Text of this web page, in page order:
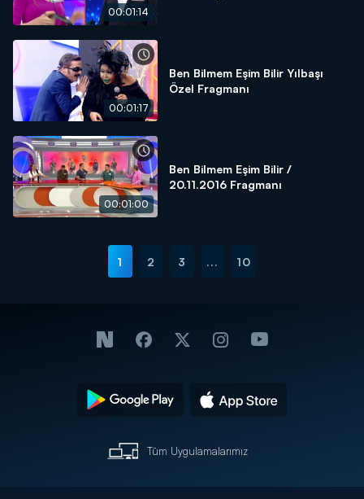
00:01:14
00:01:17
Ben Bilmem Eşim Bilir Yılbaşı
Özel Fragmanı
00:01:00
Ben Bilmem Eşim Bilir /
20.11.2016 Fragmanı
1 2 3 ... 10
Tüm Uygulamalarımız